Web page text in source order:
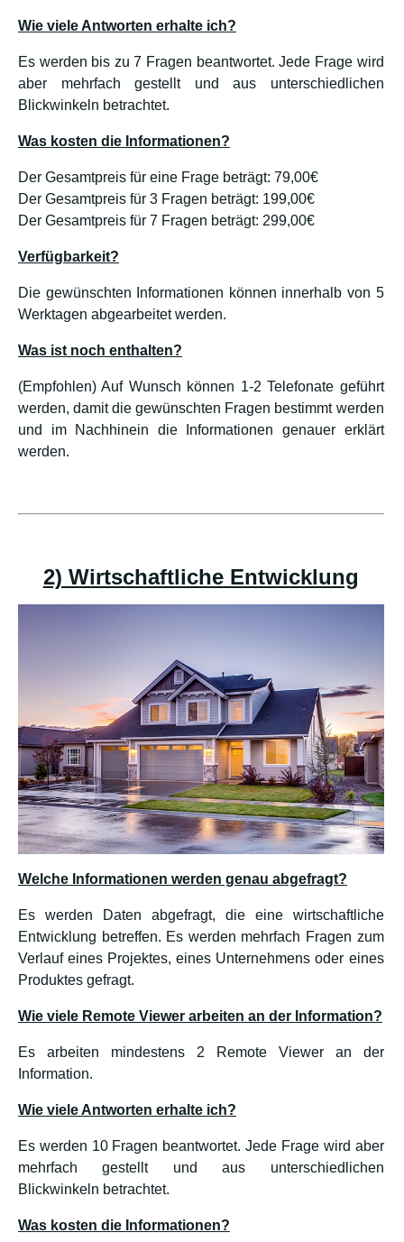
Wie viele Antworten erhalte ich?
Es werden bis zu 7 Fragen beantwortet. Jede Frage wird
aber mehrfach gestellt und aus unterschiedlichen
Blickwinkeln betrachtet.
Was kosten die Informationen?
Der Gesamtpreis für eine Frage beträgt: 79,00€
Der Gesamtpreis für 3 Fragen beträgt: 199,00€
Der Gesamtpreis für 7 Fragen beträgt: 299,00€
Verfügbarkeit?
Die gewünschten Informationen können innerhalb von 5
Werktagen abgearbeitet werden.
Was ist noch enthalten?
(Empfohlen) Auf Wunsch können 1-2 Telefonate geführt
werden, damit die gewünschten Fragen bestimmt werden
und im Nachhinein die Informationen genauer erklärt
werden.
2) Wirtschaftliche Entwicklung
Welche Informationen werden genau abgefragt?
Es werden Daten abgefragt, die eine wirtschaftliche
Entwicklung betreffen. Es werden mehrfach Fragen zum
Verlauf eines Projektes, eines Unternehmens oder eines
Produktes gefragt.
Wie viele Remote Viewer arbeiten an der Information?
Es arbeiten mindestens 2 Remote Viewer an der
Information.
Wie viele Antworten erhalte ich?
Es werden 10 Fragen beantwortet. Jede Frage wird aber
mehrfach gestellt und aus unterschiedlichen
Blickwinkeln betrachtet.
Was kosten die Informationen?